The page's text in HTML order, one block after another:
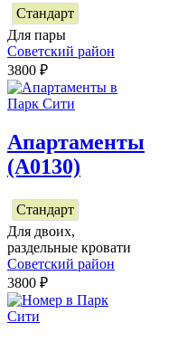
Стандарт
Для пары
Советский район
3800 ₽
Апартаменты
(А0130)
Стандарт
Для двоих,
раздельные кровати
Советский район
3800 ₽